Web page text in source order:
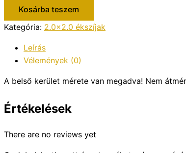
Kosárba teszem
Kategória: 2.0x2.0 ékszíjak
Leírás
Vélemények (0)
A belső kerület mérete van megadva! Nem
Értékelések
There are no reviews yet